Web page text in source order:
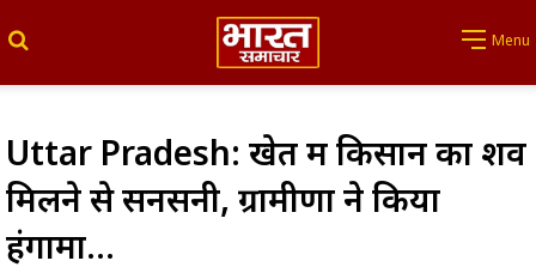
Menu
Uttar Pradesh: खेत में किसान का शव
मिलने से सनसनी, ग्रामीणों ने किया
हंगामा…